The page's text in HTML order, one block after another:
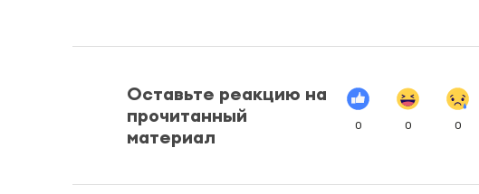
Оставьте реакцию на
прочитанный
материал
0 0 0